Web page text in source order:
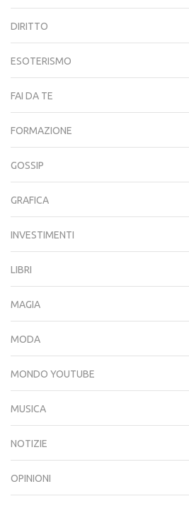
DIRITTO
ESOTERISMO
FAI DA TE
FORMAZIONE
GOSSIP
GRAFICA
INVESTIMENTI
LIBRI
MAGIA
MODA
MONDO YOUTUBE
MUSICA
NOTIZIE
OPINIONI